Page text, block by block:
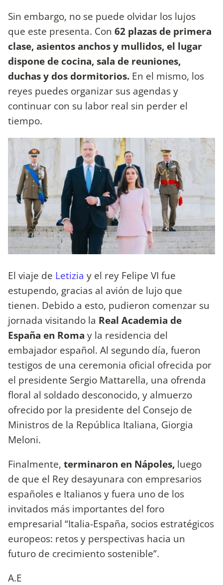
Sin embargo, no se puede olvidar los lujos
que este presenta. Con 62 plazas de primera
clase, asientos anchos y mullidos, el lugar
dispone de cocina, sala de reuniones,
duchas y dos dormitorios. En el mismo, los
reyes puedes organizar sus agendas y
continuar con su labor real sin perder el
tiempo.
El viaje de Letizia y el rey Felipe VI fue
estupendo, gracias al avión de lujo que
tienen. Debido a esto, pudieron comenzar su
jornada visitando la Real Academia de
España en Roma y la residencia del
embajador español. Al segundo día, fueron
testigos de una ceremonia oficial ofrecida por
el presidente Sergio Mattarella, una ofrenda
floral al soldado desconocido, y almuerzo
ofrecido por la presidente del Consejo de
Ministros de la República Italiana, Giorgia
Meloni.
Finalmente, terminaron en Nápoles, luego
de que el Rey desayunara con empresarios
españoles e Italianos y fuera uno de los
invitados más importantes del foro
empresarial “Italia-España, socios estratégicos
europeos: retos y perspectivas hacia un
futuro de crecimiento sostenible”.
A.E